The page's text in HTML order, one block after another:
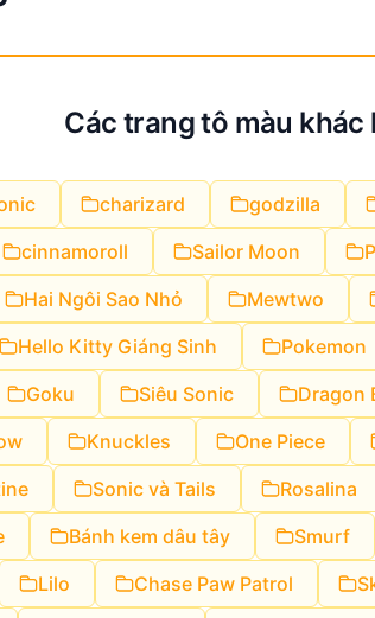
Các trang tô màu khác
charizard godzilla
cinnamoroll Sailor Moon
Hai Ngôi Sao Nhỏ Mewtwo
Hello Kitty Giáng Sinh Pokemon
Goku Siêu Sonic Dragon
Knuckles One Piece
Sonic và Tails Rosalina
Bánh kem dâu tây Smurf
Lilo Chase Paw Patrol